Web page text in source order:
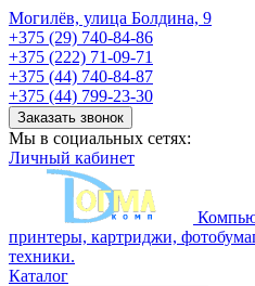
Могилёв, улица Болдина, 9
+375 (29) 740-84-86
+375 (222) 71-09-71
+375 (44) 740-84-87
+375 (44) 799-23-30
Заказать звонок
Мы в социальных сетях:
Личный кабинет
принтеры, картриджи,
техники.
Каталог